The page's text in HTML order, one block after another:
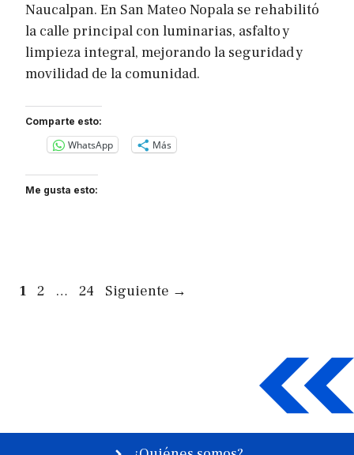
Naucalpan. En San Mateo Nopala se rehabilitó
la calle principal con luminarias, asfalto y
limpieza integral, mejorando la seguridad y
movilidad de la comunidad.
Comparte esto:
WhatsApp Más
Me gusta esto:
Página
1 Página
2 … Página
24 Siguiente →